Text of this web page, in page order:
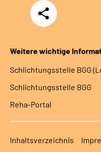
Teilen
Weitere wichtige
Schlich­tungs­stel­le BGG
Schlich­tungs­stel­le BGG
Reha-Portal
Inhaltsverzeichnis